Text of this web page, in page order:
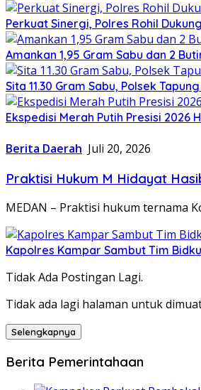
Perkuat Sinergi, Polres Rohil
Amankan 1,95 Gram Sabu dan 2
Sita 11.30 Gram Sabu, Polsek
Ekspedisi Merah Putih Presisi 2026
Berita Daerah Juli 20, 2026
Praktisi Hukum M Hidayat
MEDAN – Praktisi hukum ternama
Kapolres Kampar Sambut Tim
Tidak Ada Postingan Lagi.
Tidak ada lagi halaman untuk
Selengkapnya
Berita Pemerintahaan